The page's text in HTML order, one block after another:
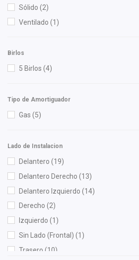
Pontic (1)
Purolator (1)
RUVILLE (2)
Yokomitsu (18)
Sólido (2)
Ventilado (1)
Birlos
5 Birlos (4)
Tipo de Amortiguador
Gas (5)
Lado de Instalacion
Delantero (19)
Delantero Derecho (13)
Delantero Izquierdo (14)
Derecho (2)
Izquierdo (1)
Sin Lado (Frontal) (1)
Trasero (10)